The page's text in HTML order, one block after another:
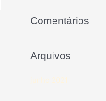
Comentários
Arquivos
junho 2021